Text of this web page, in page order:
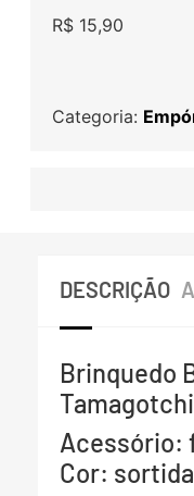
R$15,90
Categoria:
DESCRIÇÃO
Brinquedo
Acessório:
Cor: sortida